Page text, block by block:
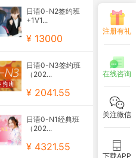
日语0-N2签约班
+1V1...
¥ 13000
日语0-N3签约班
（202...
¥ 2041.55
日语0-N1经典班
（202...
¥ 4321.55
注册有礼
在线咨询
关注微信
下载APP